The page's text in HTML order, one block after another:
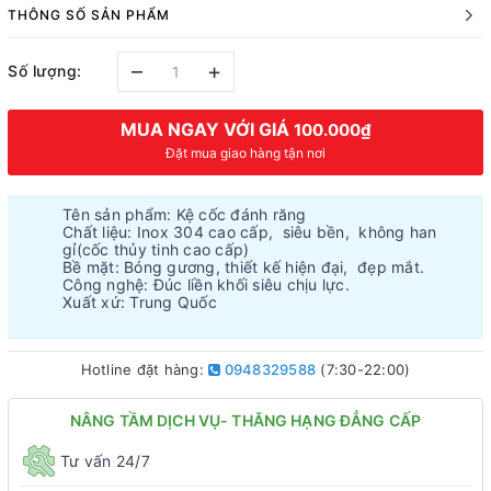
THÔNG SỐ SẢN PHẨM
Số lượng: – +
MUA NGAY VỚI GIÁ 100.000₫
Đặt mua giao hàng tận nơi
Tên sản phẩm: Kệ cốc đánh răng
Chất liệu: Inox 304 cao cấp, siêu bền, không han
gỉ(cốc thủy tinh cao cấp)
Bề mặt: Bóng gương, thiết kế hiện đại, đẹp mắt.
Công nghệ: Đúc liền khối siêu chịu lực.
Xuất xứ: Trung Quốc
Hotline đặt hàng: 0948329588 (7:30-22:00)
NÂNG TẦM DỊCH VỤ- THĂNG HẠNG ĐẲNG CẤP
Tư vấn 24/7